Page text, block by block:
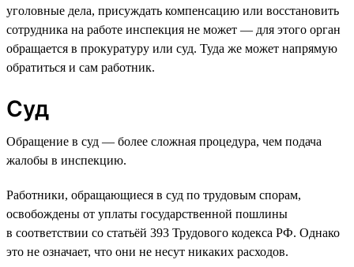
уголовные дела, присуждать компенсацию или восстановить
сотрудника на работе инспекция не может — для этого орган
обращается в прокуратуру или суд. Туда же может напрямую
обратиться и сам работник.
Суд
Обращение в суд — более сложная процедура, чем подача
жалобы в инспекцию.
Работники, обращающиеся в суд по трудовым спорам,
освобождены от уплаты государственной пошлины
в соответствии со статьёй 393 Трудового кодекса РФ. Однако
это не означает, что они не несут никаких расходов.